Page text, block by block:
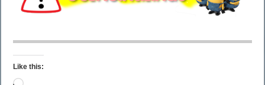
Like this: